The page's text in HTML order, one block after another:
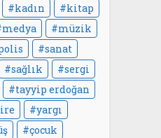
kadın
kitap
medya
müzik
sanat
sağlık
sergi
tayyip erdoğan
yargı
çocuk